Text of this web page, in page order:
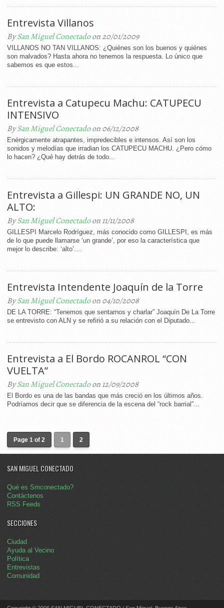
Entrevista Villanos
BySan Miguel Conectadoon 20/01/2009
VILLANOS NO TAN VILLANOS: ¿Quiénes son los buenos y quiénes
son malvados? Hasta ahora no tenemos la respuesta. Lo único que
sabemos es que estos...
Entrevista a Catupecu Machu: CATUPECU
INTENSIVO
BySan Miguel Conectadoon 06/12/2008
Enérgicamente atrapantes, impredecibles e intensos. Así son los
sonidos y melodías que irradian los CATUPECU MACHU. ¿Pero cómo
lo hacen? ¿Qué hay detrás de todo...
Entrevista a Gillespi: UN GRANDE NO, UN
ALTO:
BySan Miguel Conectadoon 11/11/2008
GILLESPI Marcelo Rodríguez, más conocido como GILLESPI, es más
de lo que puede llamarse ‘un grande’, por eso la característica que
mejor lo describe: ‘alto’....
Entrevista Intendente Joaquín de la Torre
BySan Miguel Conectadoon 04/10/2008
DE LA TORRE: “Tenemos que sentarnos y charlar” Joaquín De La Torre
se entrevisto con ALN y se refirió a su relación con el Diputado...
Entrevista a El Bordo ROCANROL “CON
VUELTA”
BySan Miguel Conectadoon 12/09/2008
El Bordo es una de las bandas que más creció en los últimos años.
Podríamos decir que se diferencia de la escena del “rock barrial”...
Page 1 of 2 1 2
SAN MIGUEL CONECTADO
Qué es Smconectado?
Contáctenos
RSS Feeds
SECCIONES
Ciudad
Ayuda al Vecino
Política
Entrevistas
Comunidad